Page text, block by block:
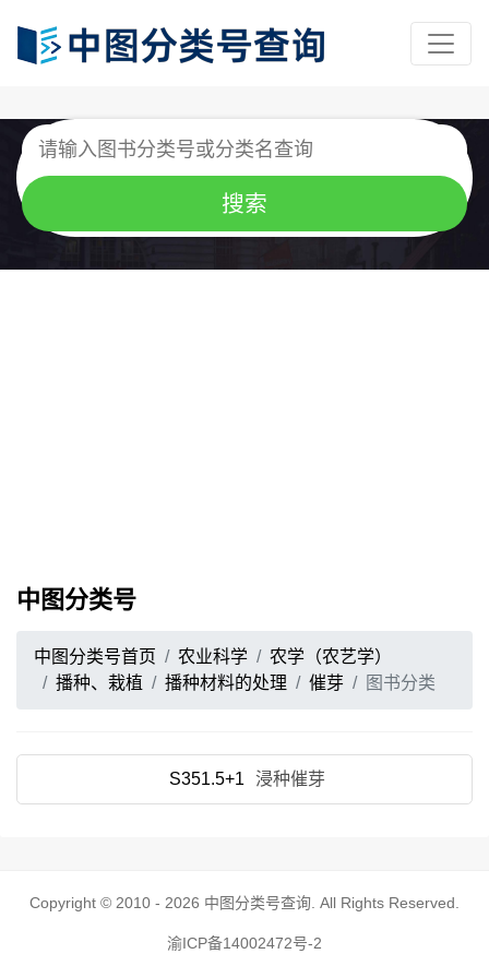
中图分类号
中图分类号首页 农业科学
农学（农艺学）
播种、栽植
播种材料的处理 催芽 图书分类
S351.5+1 浸种催芽
Copyright © 2010 - 2026 中图分类号查询 . All Rights Reserved.
渝ICP备14002472号-2